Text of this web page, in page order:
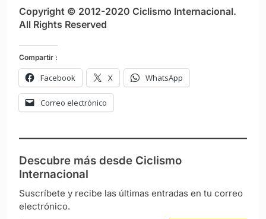
Copyright © 2012-2020 Ciclismo Internacional.
All Rights Reserved
Compartir :
Facebook X WhatsApp
Correo electrónico
Descubre más desde Ciclismo
Internacional
Suscríbete y recibe las últimas entradas en tu correo
electrónico.